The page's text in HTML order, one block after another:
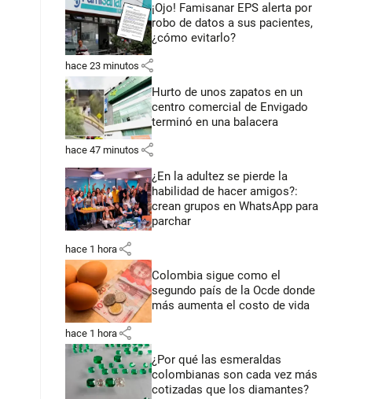
¡Ojo! Famisanar EPS alerta por
robo de datos a sus pacientes,
¿cómo evitarlo?
hace 23 minutos share
Hurto de unos zapatos en un
centro comercial de Envigado
terminó en una balacera
hace 47 minutos share
¿En la adultez se pierde la
habilidad de hacer amigos?:
crean grupos en WhatsApp para
parchar
hace 1 hora share
Colombia sigue como el
segundo país de la Ocde donde
más aumenta el costo de vida
hace 1 hora share
¿Por qué las esmeraldas
colombianas son cada vez más
cotizadas que los diamantes?